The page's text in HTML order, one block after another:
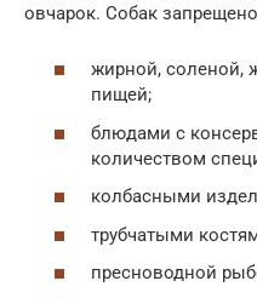
овчарок. Собак
жирной, соленой,
пищей;
блюдами с
количеством
колбасными
трубчатыми
пресноводной